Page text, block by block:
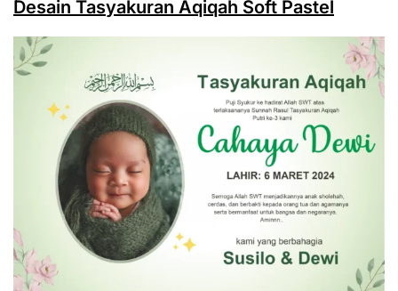
Desain Tasyakuran Aqiqah Soft Pastel